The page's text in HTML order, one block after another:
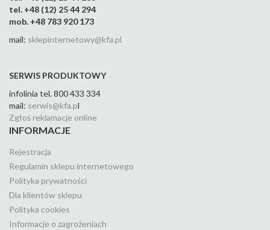
tel. +48 (12) 25 44 294
mob. +48 783 920 173
mail: sklepinternetowy@kfa.pl
SERWIS PRODUKTOWY
infolinia tel. 800 433 334
mail: serwis@kfa.pl
Zgłoś reklamacje online
INFORMACJE
Rejestracja
Regulamin sklepu internetowego
Polityka prywatności
Dla klientów sklepu
Polityka cookies
Informacje o zagrożeniach